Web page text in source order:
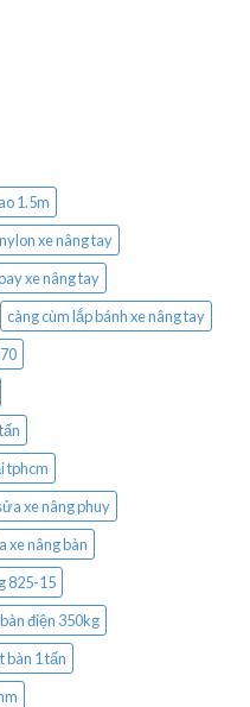
1.5m
xe nâng tay
xe nâng tay
càng cùm lắp bánh xe nâng tay
tphcm
xe nâng phuy
xe nâng bàn
825-15
điện 350kg
bàn 1 tấn